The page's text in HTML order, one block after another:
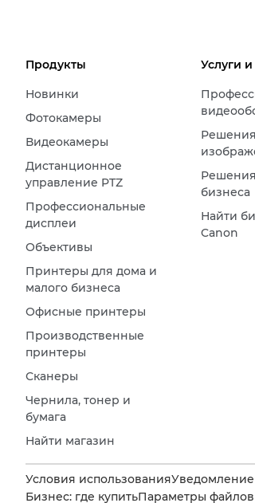
Продукты
Новинки
Фотокамеры
Видеокамеры
Дистанционное
управление PTZ
Профессиональные
дисплеи
Объективы
Принтеры для дома и
малого бизнеса
Офисные принтеры
Производственные
принтеры
Сканеры
Чернила, тонер и
бумага
Найти магазин
Услуги
бизнеса
Найти
Canon
Условия использования
Бизнес: где купитьПараметры